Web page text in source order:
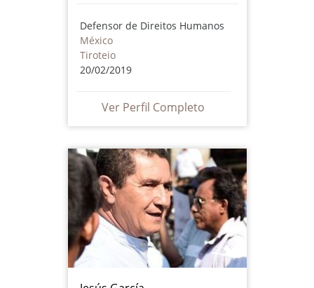
Defensor de Direitos Humanos
México
Tiroteio
20/02/2019
Ver Perfil Completo